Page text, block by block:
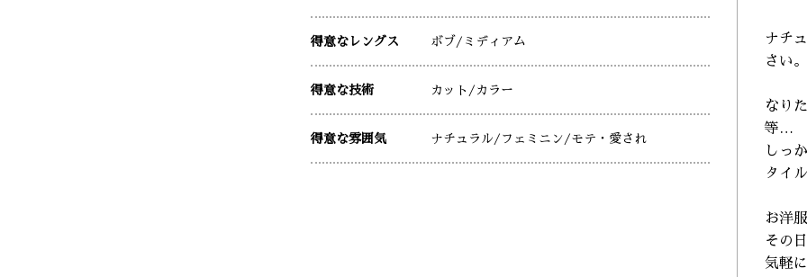
得意なレングス ボブ/ミディアム
得意な技術 カット /カラー
得意な雰囲気 ナチュラル /フェミニン /モテ・愛され
ナチ
さい。
なり
等…
しっ
タイ
お洋
その
気軽